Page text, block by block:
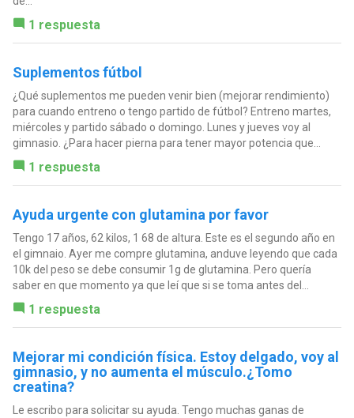
1 respuesta
Suplementos fútbol
¿Qué suplementos me pueden venir bien (mejorar rendimiento)
para cuando entreno o tengo partido de fútbol? Entreno martes,
miércoles y partido sábado o domingo. Lunes y jueves voy al
gimnasio. ¿Para hacer pierna para tener mayor potencia que...
1 respuesta
Ayuda urgente con glutamina por favor
Tengo 17 años, 62 kilos, 1 68 de altura. Este es el segundo año en
el gimnaio. Ayer me compre glutamina, anduve leyendo que cada
10k del peso se debe consumir 1g de glutamina. Pero quería
saber en que momento ya que leí que si se toma antes del...
1 respuesta
Mejorar mi condición física. Estoy delgado, voy al
gimnasio, y no aumenta el músculo.¿Tomo
creatina?
Le escribo para solicitar su ayuda. Tengo muchas ganas de